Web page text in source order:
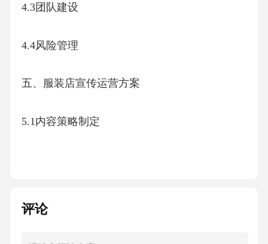
4.3团队建设
4.4风险管理
五、服装店宣传运营方案
5.1内容策略制定
评论